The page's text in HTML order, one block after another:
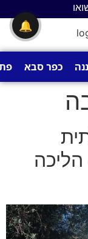
כפר סבא
🔔